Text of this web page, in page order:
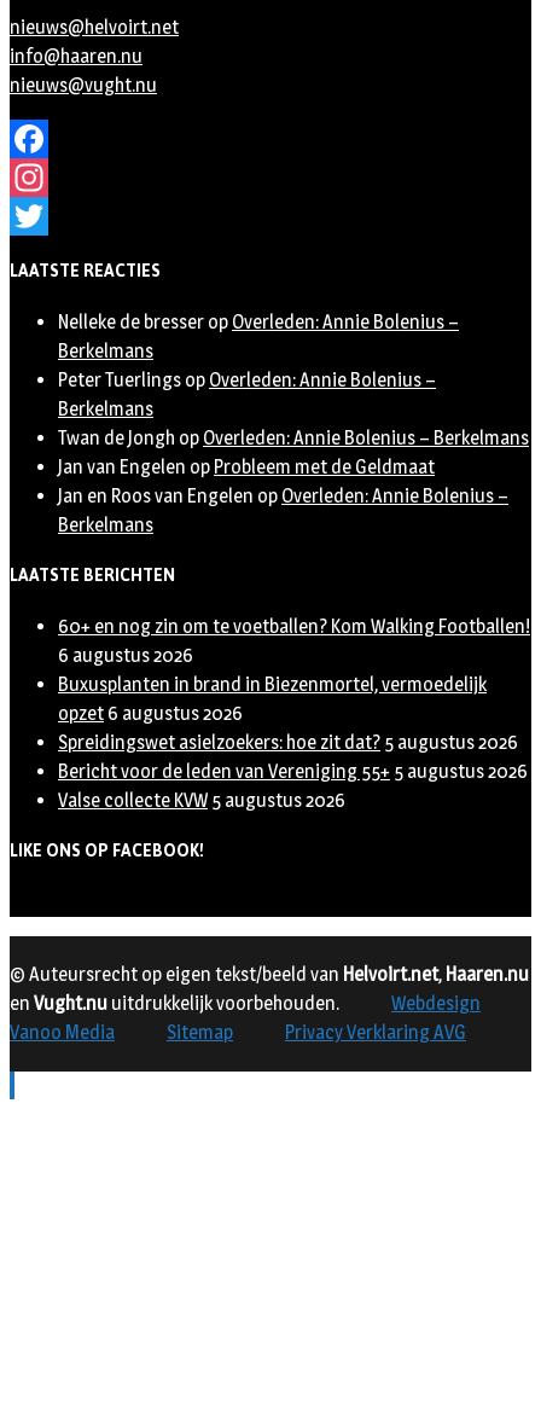
nieuws@helvoirt.net
info@haaren.nu
nieuws@vught.nu
Facebook
Instagram
LAATSTE REACTIES
Nelleke de bresser op Overleden: Annie Bolenius –
Berkelmans
Peter Tuerlings op Overleden: Annie Bolenius –
Berkelmans
Twan de Jongh op Overleden: Annie Bolenius – Berkelmans
Jan van Engelen op Probleem met de Geldmaat
Jan en Roos van Engelen op Overleden: Annie Bolenius –
Berkelmans
LAATSTE BERICHTEN
60+ en nog zin om te voetballen? Kom Walking Footballen!
6 augustus 2026
Buxusplanten in brand in Biezenmortel, vermoedelijk
opzet 6 augustus 2026
Spreidingswet asielzoekers: hoe zit dat? 5 augustus 2026
Bericht voor de leden van Vereniging 55+ 5 augustus 2026
Valse collecte KVW 5 augustus 2026
LIKE ONS OP FACEBOOK!
© Auteursrecht op eigen tekst/beeld van Helvoirt.net, Haaren.nu
en Vught.nu uitdrukkelijk voorbehouden.
Webdesign
Vanoo Media
Sitemap Privacy Verklaring AVG